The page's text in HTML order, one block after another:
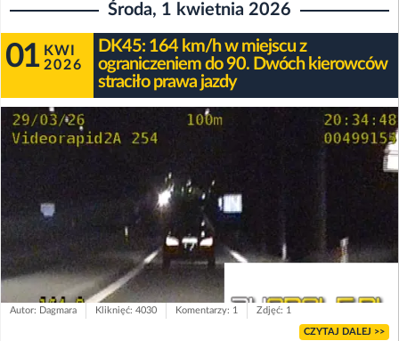
Środa, 1 kwietnia 2026
01 KWI
2026
DK45: 164 km/h w miejscu z
ograniczeniem do 90. Dwóch kierowców
straciło prawa jazdy
Autor: Dagmara Kliknięć: 4030 Komentarzy: 1 Zdjęć: 1
CZYTAJ DALEJ >>